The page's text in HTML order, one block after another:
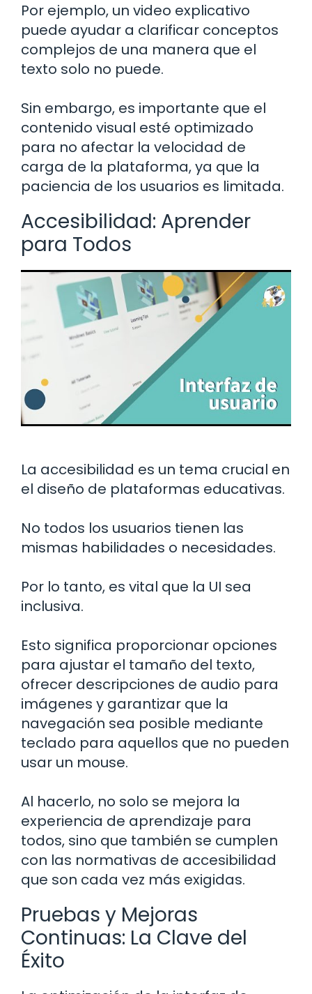
Por ejemplo, un video explicativo
puede ayudar a clarificar conceptos
complejos de una manera que el
texto solo no puede.
Sin embargo, es importante que el
contenido visual esté optimizado
para no afectar la velocidad de
carga de la plataforma, ya que la
paciencia de los usuarios es limitada.
Accesibilidad: Aprender
para Todos
La accesibilidad es un tema crucial en
el diseño de plataformas educativas.
No todos los usuarios tienen las
mismas habilidades o necesidades.
Por lo tanto, es vital que la UI sea
inclusiva.
Esto significa proporcionar opciones
para ajustar el tamaño del texto,
ofrecer descripciones de audio para
imágenes y garantizar que la
navegación sea posible mediante
teclado para aquellos que no pueden
usar un mouse.
Al hacerlo, no solo se mejora la
experiencia de aprendizaje para
todos, sino que también se cumplen
con las normativas de accesibilidad
que son cada vez más exigidas.
Pruebas y Mejoras
Continuas: La Clave del
Éxito